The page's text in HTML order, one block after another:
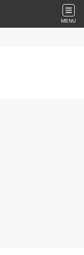
MENU